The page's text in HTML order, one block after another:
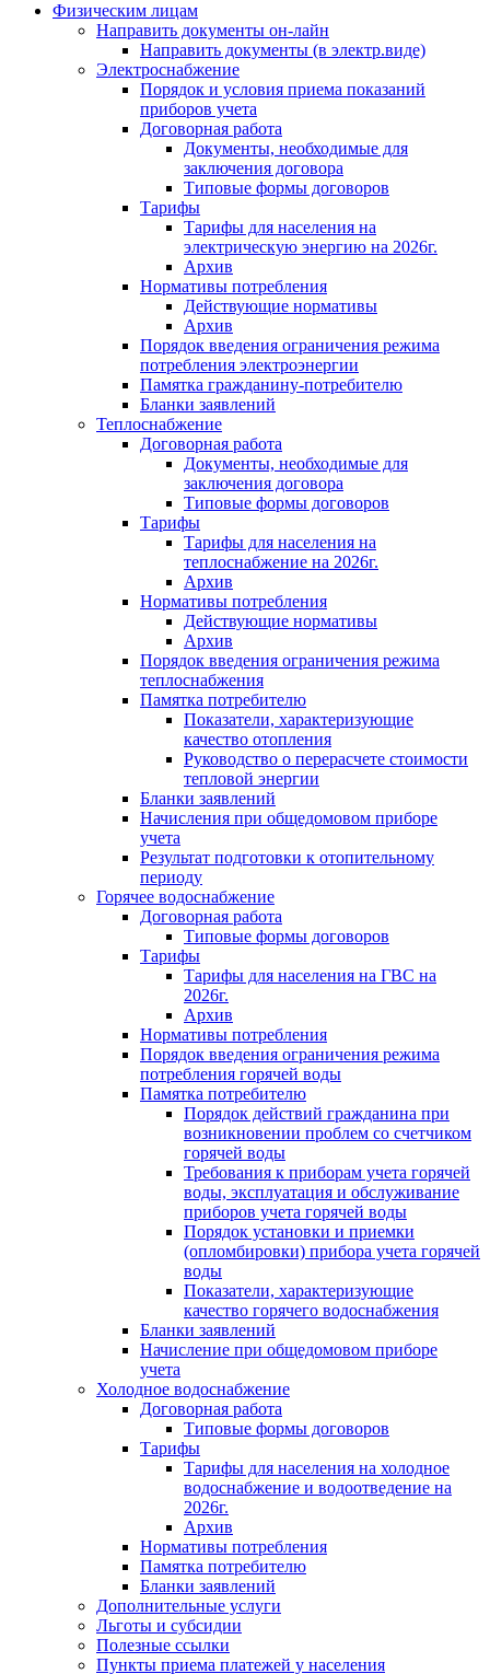
Физическим лицам
Направить документы он-лайн
Направить документы (в электр.виде)
Электроснабжение
Порядок и условия приема показаний
приборов учета
Договорная работа
Документы, необходимые для
заключения договора
Типовые формы договоров
Тарифы
Тарифы для населения на
электрическую энергию на 2026г.
Архив
Нормативы потребления
Действующие нормативы
Архив
Порядок введения ограничения режима
потребления электроэнергии
Памятка гражданину-потребителю
Бланки заявлений
Теплоснабжение
Договорная работа
Документы, необходимые для
заключения договора
Типовые формы договоров
Тарифы
Тарифы для населения на
теплоснабжение на 2026г.
Архив
Нормативы потребления
Действующие нормативы
Архив
Порядок введения ограничения режима
теплоснабжения
Памятка потребителю
Показатели, характеризующие
качество отопления
Руководство о перерасчете стоимости
тепловой энергии
Бланки заявлений
Начисления при общедомовом приборе
учета
Результат подготовки к отопительному
периоду
Горячее водоснабжение
Договорная работа
Типовые формы договоров
Тарифы
Тарифы для населения на ГВС на
2026г.
Архив
Нормативы потребления
Порядок введения ограничения режима
потребления горячей воды
Памятка потребителю
Порядок действий гражданина при
возникновении проблем со счетчиком
горячей воды
Требования к приборам учета горячей
воды, эксплуатация и обслуживание
приборов учета горячей воды
Порядок установки и приемки
(опломбировки) прибора учета горячей
воды
Показатели, характеризующие
качество горячего водоснабжения
Бланки заявлений
Начисление при общедомовом приборе
учета
Холодное водоснабжение
Договорная работа
Типовые формы договоров
Тарифы
Тарифы для населения на холодное
водоснабжение и водоотведение на
2026г.
Архив
Нормативы потребления
Памятка потребителю
Бланки заявлений
Дополнительные услуги
Льготы и субсидии
Полезные ссылки
Пункты приема платежей у населения